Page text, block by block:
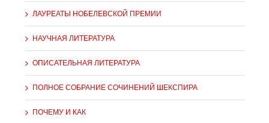
ЛАУРЕАТЫ НОБЕЛЕВСКОЙ ПРЕМИИ
НАУЧНАЯ ЛИТЕРАТУРА
ОПИСАТЕЛЬНАЯ ЛИТЕРАТУРА
ПОЛНОЕ СОБРАНИЕ СОЧИНЕНИЙ ШЕКСПИРА
ПОЧЕМУ И КАК